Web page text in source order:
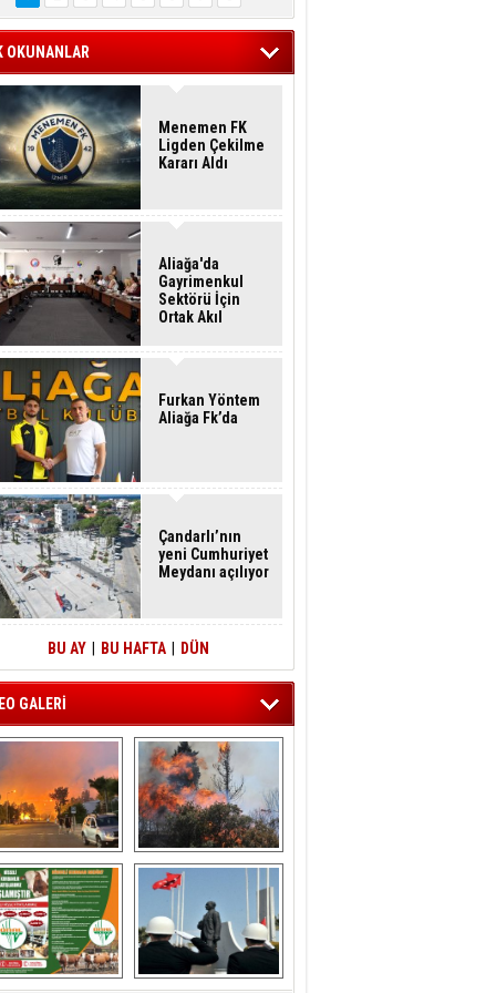
OKUNANLAR
Menemen FK
Ligden Çekilme
Kararı Aldı
Aliağa'da
Gayrimenkul
Sektörü İçin
Ortak Akıl
Furkan Yöntem
Aliağa Fk’da
Çandarlı’nın
yeni Cumhuriyet
Meydanı açılıyor
BU AY BU HAFTA DÜN
GALERİ
‘da  otluk
alanda çıkan
yangın evlere
sıçramadan
söndürüldü
Aliağa'nın Ciğerleri
ÖNAL TARIM
Aliağa'da Polis